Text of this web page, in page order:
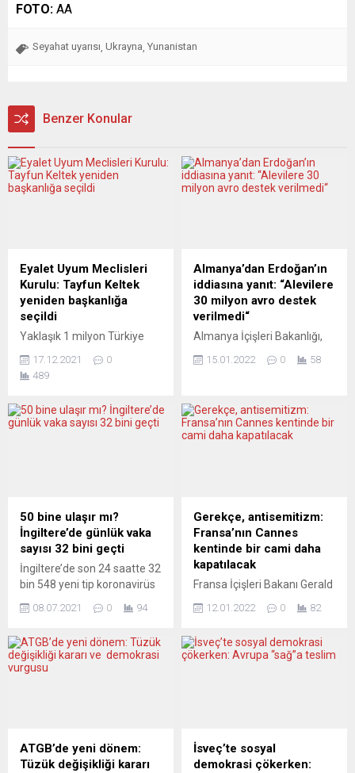
FOTO: AA
Seyahat uyarısı Ukrayna Yunanistan
Benzer Konular
Eyalet Uyum Meclisleri
Kurulu: Tayfun Keltek
yeniden başkanlığa
seçildi
Yaklaşık 1 milyon Türkiye
Ren-Vestfalya’da (NRW),
Eyalet Uyum Meclisleri çatı
(Landesintegrationsrat)
olağan genel kurulu Köln
delege katıldı. Tayfun Keltek
oy çokluğuyla yeniden çatı
örgütünün başkanı oldu.
Eyalet Hükümeti Uyum
Bakanı Dr. Joachim...
17.12.2021
0
489
Almanya’dan Erdoğan’ın
iddiasına yanıt: “Alevilere
30 milyon avro destek
verilmedi“
Almanya İçişleri Bakanlığı,
Alevilere 2019 yılında 30
yansıtmadığını açıkladı.
Bakanlık, iddiaya soru
konusu açıklamalarına
ilişkin verdiği soru
önergesine Federal İçişleri
Bakanlığı’ndan gelen
yanıtta, “Federal Hükümet,
Almanya Alevi Birlikleri
Federasyonu’nun (AABF)
15.01.2022 0 58
50 bine ulaşır mı?
İngiltere’de günlük vaka
sayısı 32 bini geçti
İngiltere’de son 24 saatte 32
bin 548 yeni tip koronavirüs
ayından bu yana en yüksek
Bakanlığının açıkladığı
verilere göre, ülkede virüs
programına 8 Aralık 2020’de
başlayan ülkede yetişkin
08.07.2021 0 94
Gerekçe, antisemitizm:
Fransa’nın Cannes
kentinde bir cami daha
kapatılacak
Fransa İçişleri Bakanı Gerald
bir caminin “antisemitik
iddiasıyla kapatılacağını
belirtti. Fransa İçişleri
söylemlerde bulunulduğunu,
caminin daha önce hükümet
12.01.2022 0 82
ATGB’de yeni dönem:
Tüzük değişikliği kararı
İsveç’te sosyal
demokrasi çökerken: